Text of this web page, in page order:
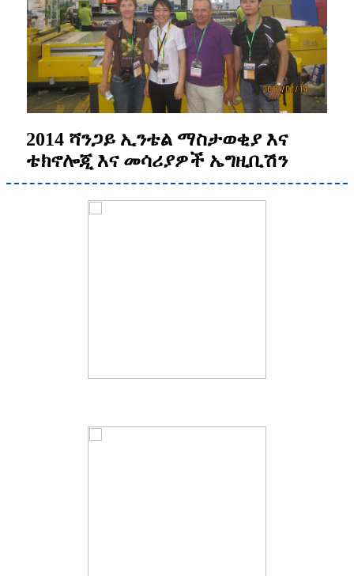
2014 ሻንጋይ ኢንቴል ማስታወቂያ እና
ቴክኖሎጂ እና መሳሪያዎች ኤግዚቢሽን